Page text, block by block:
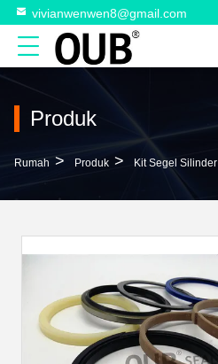
vivianwenwen8@gmail.com
Produk
Rumah > Produk > Kit Segel Silinder